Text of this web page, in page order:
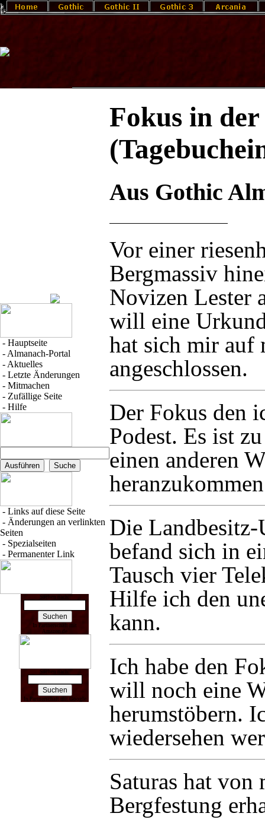
- Hauptseite
- Almanach-Portal
- Aktuelles
- Letzte Änderungen
- Mitmachen
- Zufällige Seite
- Hilfe
- Links auf diese Seite
- Änderungen an verlinkten
Seiten
- Spezialseiten
- Permanenter Link
Suchen nach:
In Partnerschaft mit
Amazon.de
Suchen nach:
In Partnerschaft mit Google
Fokus in
Aus Gothic
Vor einer
Bergmassiv
Novizen Lester
will eine
hat sich mir auf
angeschlossen.
Der Fokus den
Podest. Es ist
einen anderen
Die
befand sich in
Tausch vier
Hilfe ich den
kann.
Ich habe den
will noch eine
herumstöbern.
wiedersehen
Saturas hat von
Bergfestung